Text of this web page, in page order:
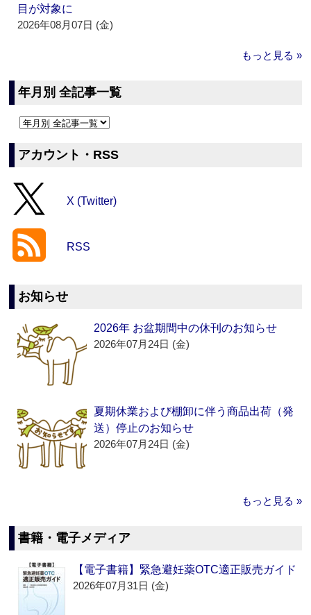
目が対象に
2026年08月07日 (金)
もっと見る »
年月別 全記事一覧
アカウント・RSS
X (Twitter)
RSS
お知らせ
2026年 お盆期間中の休刊のお知らせ
2026年07月24日 (金)
夏期休業および棚卸に伴う商品出荷（発
送）停止のお知らせ
2026年07月24日 (金)
もっと見る »
書籍・電子メディア
【電子書籍】緊急避妊薬OTC適正販売ガイド
2026年07月31日 (金)